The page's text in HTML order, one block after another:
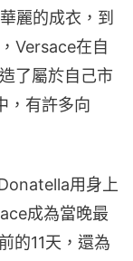
麗的成衣，到
Versace在自
了屬於自己市
，有許多向
用身上
成為當晚最
的11天，還為